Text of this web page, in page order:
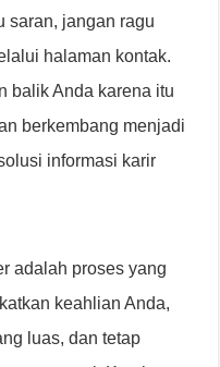
saran, jangan ragu
halaman kontak.
balik Anda karena itu
berkembang menjadi
informasi karir
adalah proses yang
keahlian Anda,
luas, dan tetap